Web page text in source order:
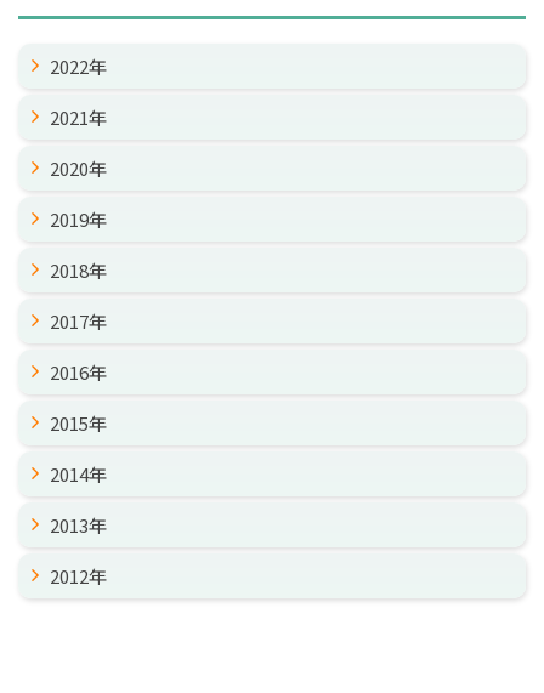
2022年
2021年
2020年
2019年
2018年
2017年
2016年
2015年
2014年
2013年
2012年